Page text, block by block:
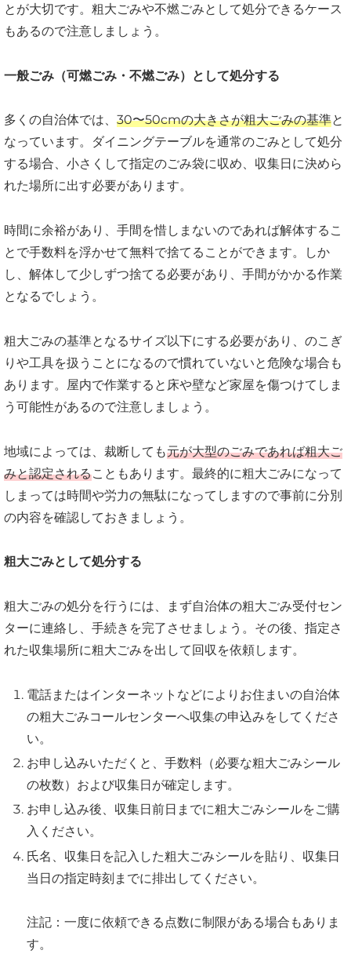
とが大切です。粗大ごみや不燃ごみとして処分できるケース
もあるので注意しましょう。
一般ごみ（可燃ごみ・不燃ごみ）として処分する
多くの自治体では、 30〜50cmの大きさが粗大ごみの基準と
なっています。ダイニングテーブルを通常のごみとして処分
する場合、小さくして指定のごみ袋に収め、収集日に決めら
れた場所に出す必要があります。
時間に余裕があり、手間を惜しまないのであれば解体するこ
とで手数料を浮かせて無料で捨てることができます。しか
し、解体して少しずつ捨てる必要があり、手間がかかる作業
となるでしょう。
粗大ごみの基準となるサイズ以下にする必要があり、のこぎ
りや工具を扱うことになるので慣れていないと危険な場合も
あります。屋内で作業すると床や壁など家屋を傷つけてしま
う可能性があるので注意しましょう。
地域によっては、裁断しても元が大型のごみであれば粗大ご
みと認定されることもあります。最終的に粗大ごみになって
しまっては時間や労力の無駄になってしますので事前に分別
の内容を確認しておきましょう。
粗大ごみとして処分する
粗大ごみの処分を行うには、まず自治体の粗大ごみ受付セン
ターに連絡し、手続きを完了させましょう。その後、指定さ
れた収集場所に粗大ごみを出して回収を依頼します。
電話またはインターネットなどによりお住まいの自治体
の粗大ごみコールセンターへ収集の申込みをしてくださ
い。
お申し込みいただくと、手数料（必要な粗大ごみシール
の枚数）および収集日が確定します。
お申し込み後、収集日前日までに粗大ごみシールをご購
入ください。
氏名、収集日を記入した粗大ごみシールを貼り、収集日
当日の指定時刻までに排出してください。
注記：一度に依頼できる点数に制限がある場合もありま
す。